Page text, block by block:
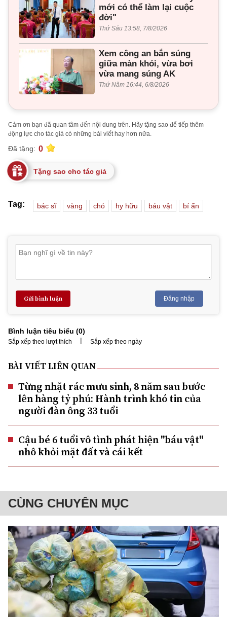
mới có thể làm lại cuộc
đời"
Thứ Sáu 13:58, 7/8/2026
Xem công an bắn súng
giữa màn khói, vừa bơi
vừa mang súng AK
Thứ Năm 16:44, 6/8/2026
Cảm ơn bạn đã quan tâm đến nội dung trên. Hãy tặng sao để tiếp thêm
động lực cho tác giả có những bài viết hay hơn nữa.
Đã tặng: 0
Tặng sao cho tác giả
Tag: bác sĩ vàng chó hy hữu báu vật bí ẩn
Gửi bình luận Đăng nhập
Bình luận tiêu biểu (0)
Sắp xếp theo lượt thích | Sắp xếp theo ngày
BÀI VIẾT LIÊN QUAN
Từng nhặt rác mưu sinh, 8 năm sau bước
lên hàng tỷ phú: Hành trình khó tin của
người đàn ông 33 tuổi
Cậu bé 6 tuổi vô tình phát hiện "báu vật"
nhô khỏi mặt đất và cái kết
CÙNG CHUYÊN MỤC